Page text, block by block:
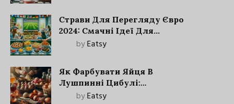
Страви Для Перегляду Євро
2024: Смачні Ідеї Для
Футбольного Свята
byEatsy
Як Фарбувати Яйця В
Лушпинні Цибулі:
Старовинний Метод З
byEatsy